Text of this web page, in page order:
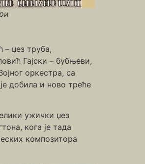
– џез труба,
Гајски – бубњеви,
оркестра, са
добила и ново треће
ужички џез
кога је тада
композитора